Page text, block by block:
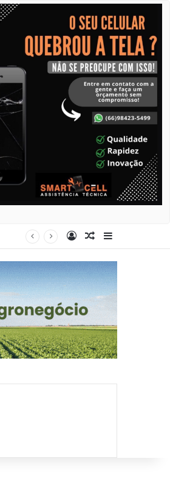
EntrarArtigo aleatório
Barra Lateral